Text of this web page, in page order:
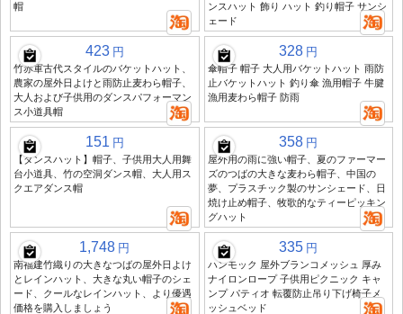
帽
ンスハット 飾り ハット 釣り帽子 サンシ
ェード
423 円
竹赤軍古代スタイルのバケットハット、
農家の屋外日よけと雨防止麦わら帽子、
大人および子供用のダンスパフォーマン
ス小道具帽
328 円
傘帽子 帽子 大人用バケットハット 雨防
止バケットハット 釣り傘 漁用帽子 牛腱
漁用麦わら帽子 防雨
151 円
【ダンスハット】帽子、子供用大人用舞
台小道具、竹の空洞ダンス帽、大人用ス
クエアダンス帽
358 円
屋外用の雨に強い帽子、夏のファーマー
ズのつばの大きな麦わら帽子、中国の
夢、プラスチック製のサンシェード、日
焼け止め帽子、牧歌的なティーピッキン
グハット
1,748 円
南福建竹織りの大きなつばの屋外日よけ
とレインハット、大きな丸い帽子のシェ
ード、クールなレインハット、より優遇
価格を購入しましょう
335 円
ハンモック 屋外ブランコメッシュ 厚み
ナイロンロープ 子供用ピクニック キャ
ンプ パティオ 転覆防止吊り下げ椅子メ
ッシュベッド